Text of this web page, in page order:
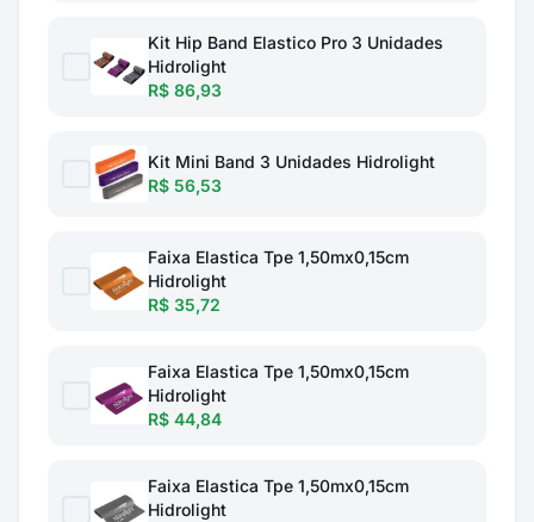
Kit Hip Band Elastico Pro 3 Unidades
Hidrolight
R$ 86,93
Kit Mini Band 3 Unidades Hidrolight
R$ 56,53
Faixa Elastica Tpe 1,50mx0,15cm
Hidrolight
R$ 35,72
Faixa Elastica Tpe 1,50mx0,15cm
Hidrolight
R$ 44,84
Faixa Elastica Tpe 1,50mx0,15cm
Hidrolight